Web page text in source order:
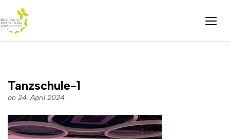
Tanzschule-1
on 24. April 2024